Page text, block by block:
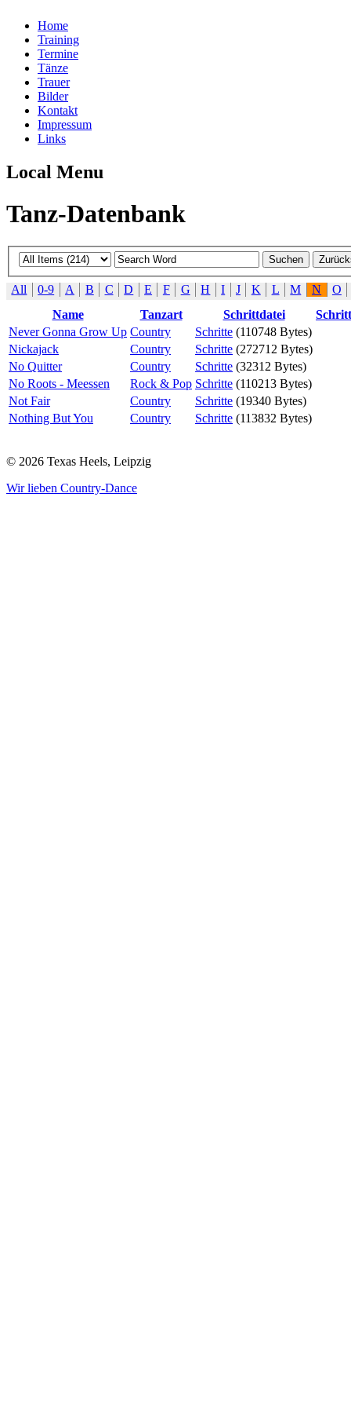
Home
Training
Termine
Tänze
Trauer
Bilder
Kontakt
Impressum
Links
Local Menu
Tanz-Datenbank
All 0-9 A B C D E F G H I J K L M N
O
Name
Tanzart Schrittdatei
Never Gonna Grow Up Country Schritte (110748 Bytes)
Nickajack
Country Schritte (272712 Bytes)
No Quitter
Country Schritte (32312 Bytes)
No Roots - Meessen
Rock & Pop Schritte (110213 Bytes)
Not Fair
Country Schritte (19340 Bytes)
Nothing But You
Country Schritte (113832 Bytes)
© 2026 Texas Heels, Leipzig
Wir lieben Country-Dance